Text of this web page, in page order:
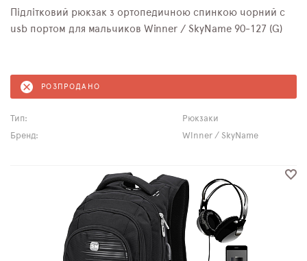
Підлітковий рюкзак з ортопедичною спинкою чорний с
usb портом для мальчиков Winner / SkyName 90-127 (G)
РОЗПРОДАНО
Тип:
Рюкзаки
Бренд:
Winner / SkyName